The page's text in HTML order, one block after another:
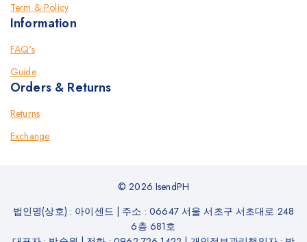
Term & Policy
Information
FAQ's
Guide
Orders & Returns
Returns
Exchange
© 2026 IsendPH
법인명(상호) : 아이센드
주소 : 06647 서울 서초구 서초대로 248
6층 681호